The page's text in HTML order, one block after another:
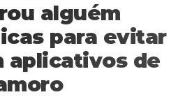
alguém
para evitar
aplicativos de